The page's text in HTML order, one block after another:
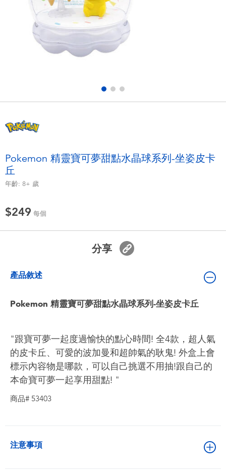
電子玩具
遊戲及拼圖系列
派對用品
毛毛公仔玩具
角色收藏
生活雜貨
LEGO樂高
Barbie芭比
NERF熱火
Pokemon 精靈寶可夢甜點水晶球系列-坐姿皮卡
丘
年齡: 8+ 歲
$249 每個
分享
產品敘述
Pokemon 精靈寶可夢甜點水晶球系列-坐姿皮卡丘
"跟寶可夢一起度過愉快的點心時間! 全4款，超人氣
的皮卡丘、可愛的波加曼和超帥氣的耿鬼! 外盒上會
標示內容物是哪款，可以自己挑選不用抽!跟自己的
本命寶可夢一起享用甜點! "
商品# 53403
注意事項